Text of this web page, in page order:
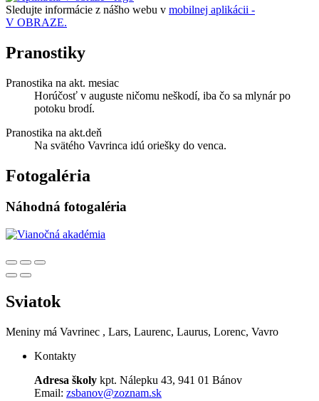
Sledujte informácie z nášho webu v mobilnej aplikácii -
V OBRAZE.
Pranostiky
Pranostika na akt. mesiac
Horúčosť v auguste ničomu neškodí, iba čo sa mlynár po
potoku brodí.
Pranostika na akt.deň
Na svätého Vavrinca idú oriešky do venca.
Fotogaléria
Náhodná fotogaléria
Sviatok
Meniny má Vavrinec , Lars, Laurenc, Laurus, Lorenc, Vavro
Kontakty
Adresa školy kpt. Nálepku 43, 941 01 Bánov
Email: zsbanov@zoznam.sk